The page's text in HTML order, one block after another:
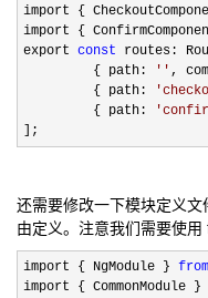
import {
import {
export const routes:
         { path:
'' ,
         { path:
'
         { path:
'
];
还需要修改一下模块定义
由定义。注意我们需要使用
import { NgModule } from
import { CommonModule }